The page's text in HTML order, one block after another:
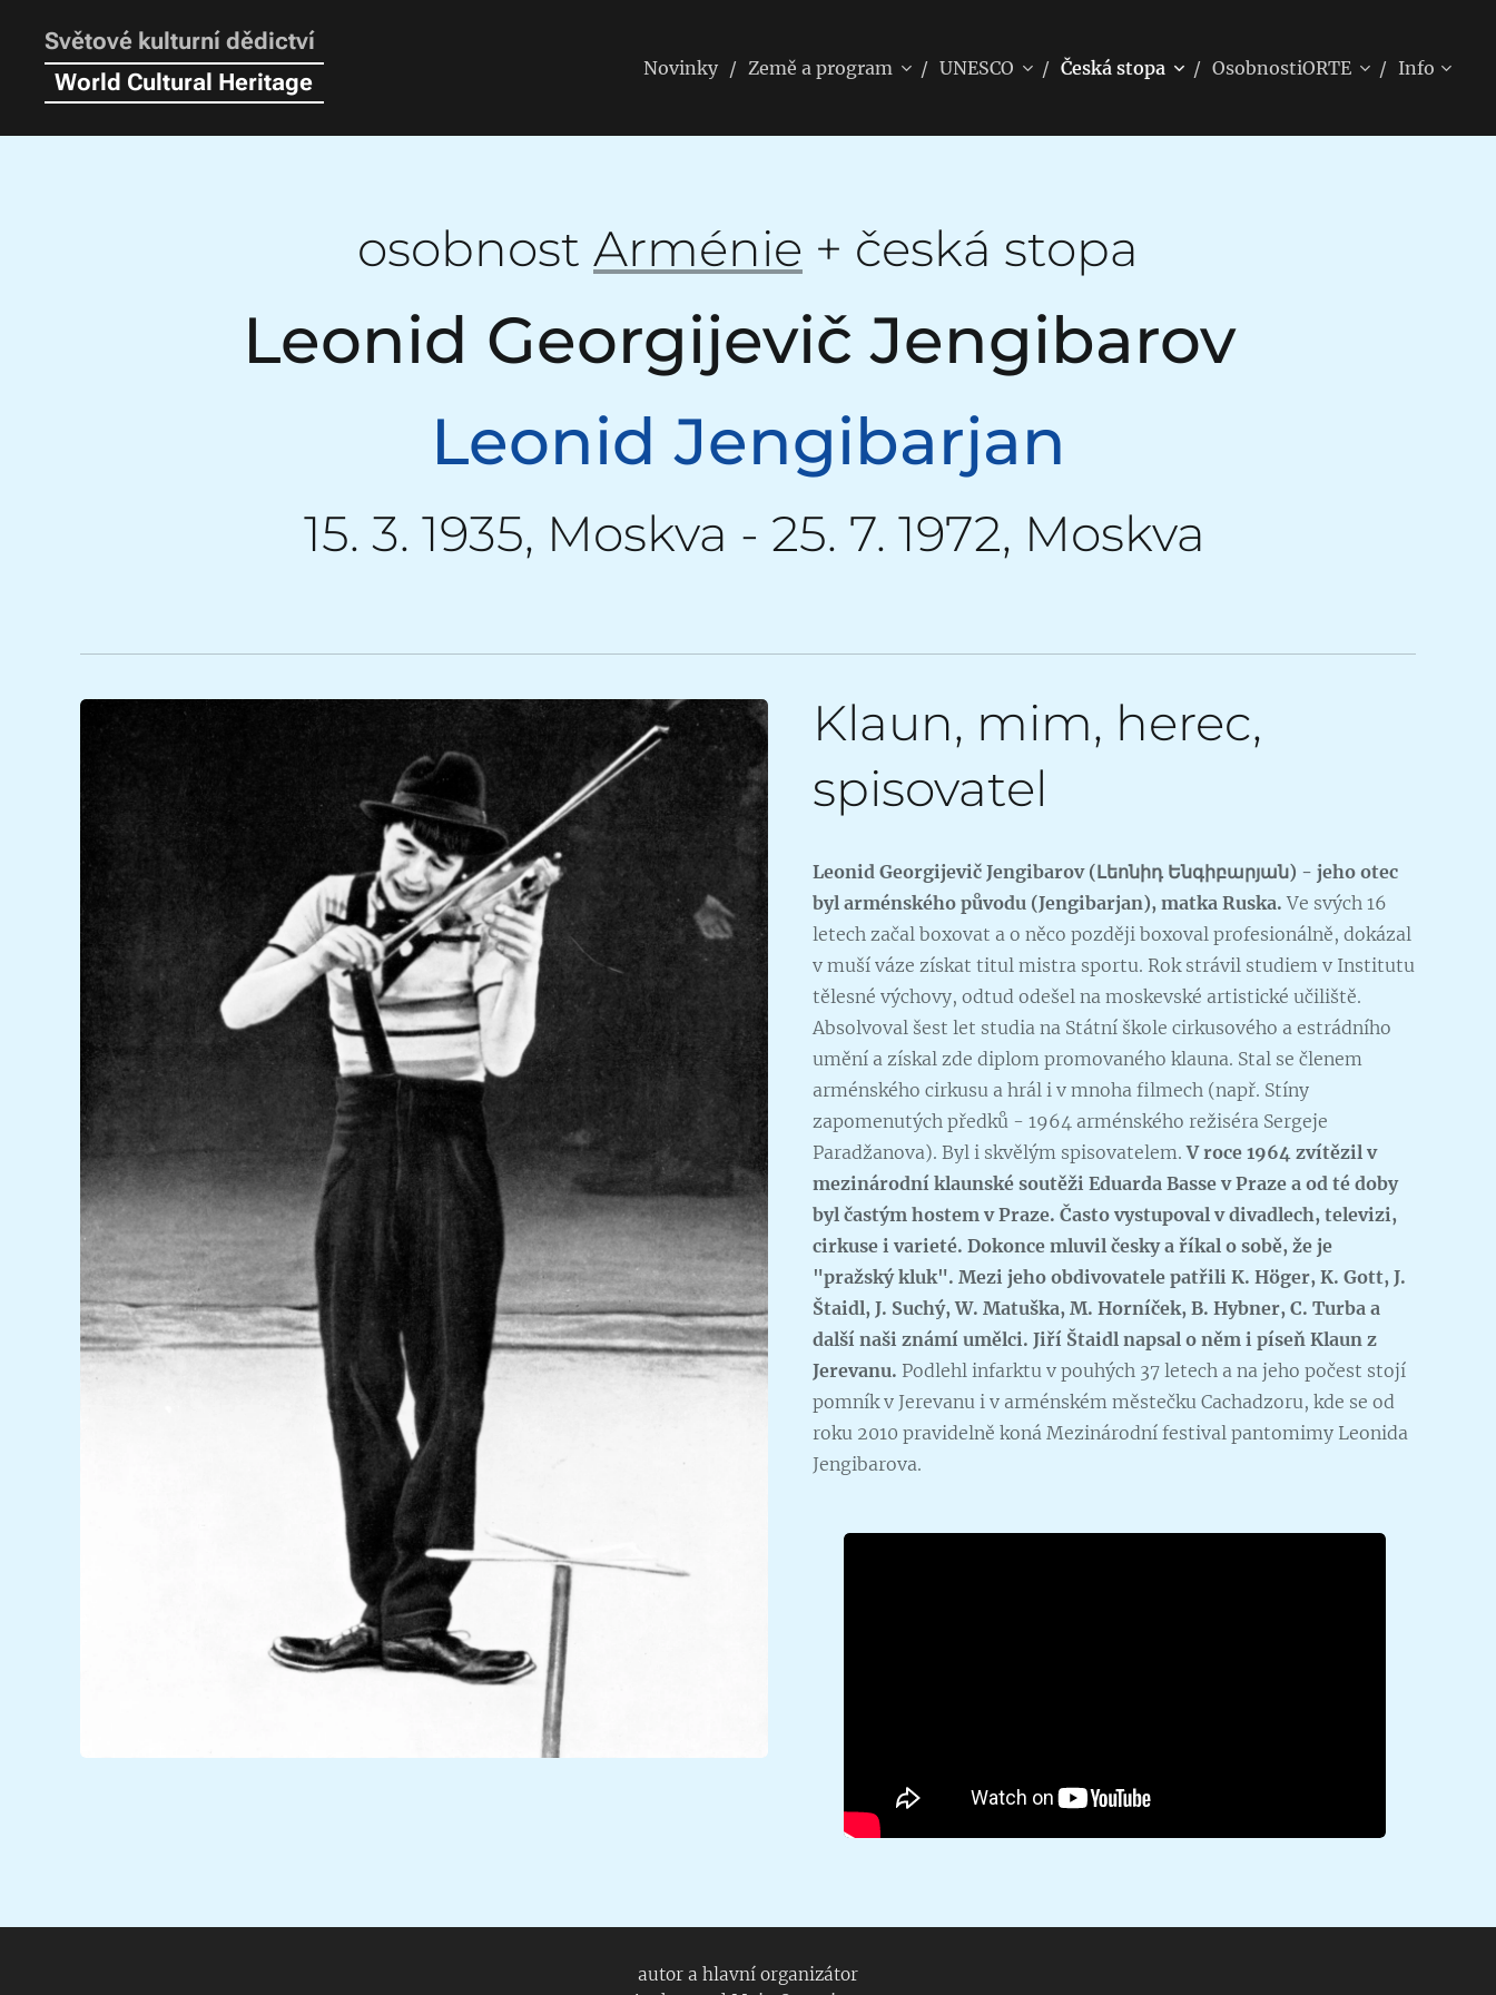
Světové kulturní dědictví
World Cultural Heritage
Novinky Země a program UNESCO Česká stopa OsobnostiORTE Info
osobnost Arménie + česká stopa
Leonid Georgijevič Jengibarov
Leonid Jengibarjan
15. 3. 1935, Moskva - 25. 7. 1972, Moskva
Klaun, mim, herec,
spisovatel
Leonid Georgijevič Jengibarov (Լեոնիդ Ենգիբարյան) - jeho otec
byl arménského původu (Jengibarjan), matka Ruska. Ve svých 16
letech začal boxovat a o něco později boxoval profesionálně, dokázal
v muší váze získat titul mistra sportu. Rok strávil studiem v Institutu
tělesné výchovy, odtud odešel na moskevské artistické učiliště.
Absolvoval šest let studia na Státní škole cirkusového a estrádního
umění a získal zde diplom promovaného klauna. Stal se členem
arménského cirkusu a hrál i v mnoha filmech (např. Stíny
zapomenutých předků - 1964 arménského režiséra Sergeje
Paradžanova). Byl i skvělým spisovatelem.V roce 1964 zvítězil v
mezinárodní klaunské soutěži Eduarda Basse v Praze a od té doby
byl častým hostem v Praze. Často vystupoval v divadlech, televizi,
cirkuse i varieté. Dokonce mluvil česky a říkal o sobě, že je
"pražský kluk". Mezi jeho obdivovatele patřili K. Höger, K. Gott, J.
Štaidl, J. Suchý, W. Matuška, M. Horníček, B. Hybner, C. Turba a
další naši známí umělci. Jiří Štaidl napsal o něm i píseň Klaun z
Jerevanu. Podlehl infarktu v pouhých 37 letech a na jeho počest stojí
pomník v Jerevanu i v arménském městečku Cachadzoru, kde se od
roku 2010 pravidelně koná Mezinárodní festival pantomimy Leonida
Jengibarova.
autor a hlavní organizátor